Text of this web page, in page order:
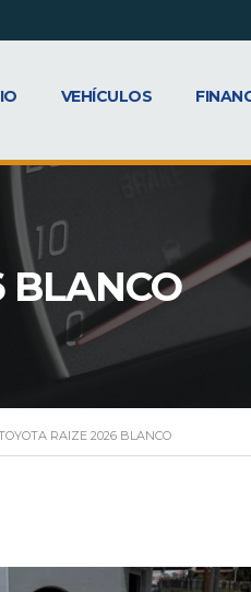
VEHÍCULOS
BLANCO
RAIZE 2026 BLANCO